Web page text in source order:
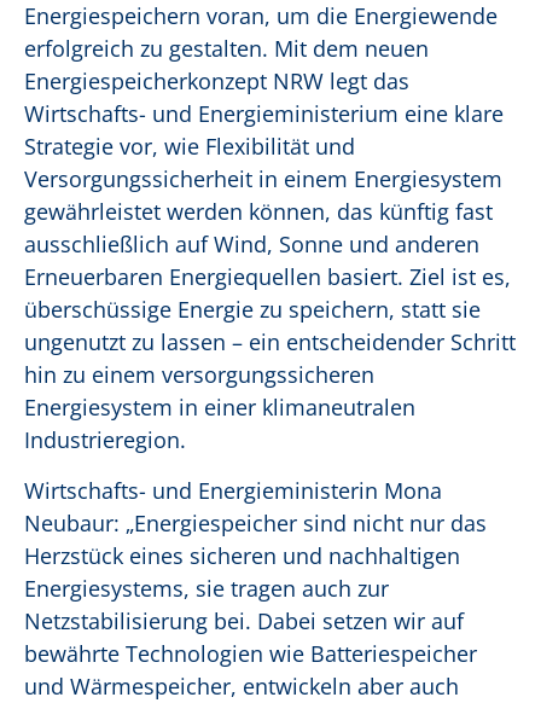
Energiespeichern voran, um die Energiewende
erfolgreich zu gestalten. Mit dem neuen
Energiespeicherkonzept NRW legt das
Wirtschafts- und Energieministerium eine klare
Strategie vor, wie Flexibilität und
Versorgungssicherheit in einem Energiesystem
gewährleistet werden können, das künftig fast
ausschließlich auf Wind, Sonne und anderen
Erneuerbaren Energiequellen basiert. Ziel ist es,
überschüssige Energie zu speichern, statt sie
ungenutzt zu lassen – ein entscheidender Schritt
hin zu einem versorgungssicheren
Energiesystem in einer klimaneutralen
Industrieregion.
Wirtschafts- und Energieministerin Mona
Neubaur: „Energiespeicher sind nicht nur das
Herzstück eines sicheren und nachhaltigen
Energiesystems, sie tragen auch zur
Netzstabilisierung bei. Dabei setzen wir auf
bewährte Technologien wie Batteriespeicher
und Wärmespeicher, entwickeln aber auch